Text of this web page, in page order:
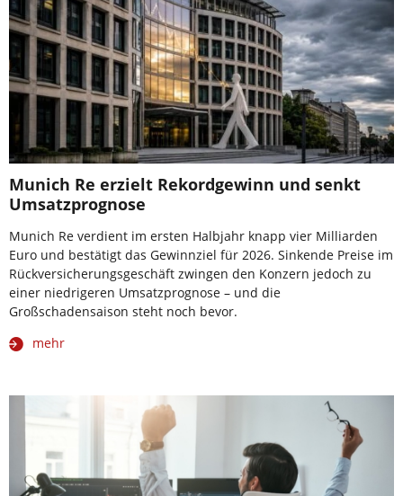
Munich Re erzielt Rekordgewinn und senkt
Umsatzprognose
Munich Re verdient im ersten Halbjahr knapp vier Milliarden
Euro und bestätigt das Gewinnziel für 2026. Sinkende Preise im
Rückversicherungsgeschäft zwingen den Konzern jedoch zu
einer niedrigeren Umsatzprognose – und die
Großschadensaison steht noch bevor.
mehr